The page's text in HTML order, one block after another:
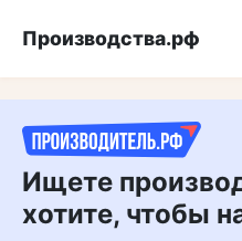
Производства.рф
Ищете
хотите, чтобы